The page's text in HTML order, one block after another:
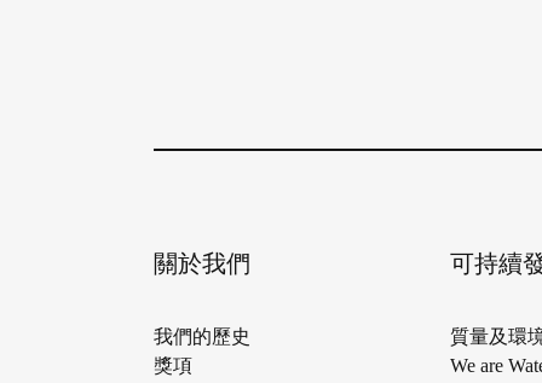
關於我們
我們的歷史
獎項
可持續
質量及環
We are